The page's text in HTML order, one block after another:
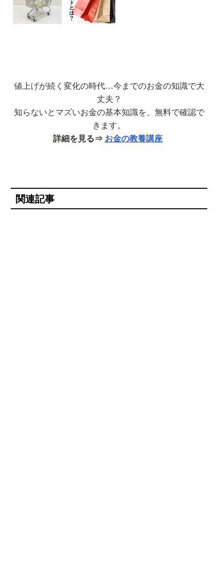
値上げが続く変化の時代…今までのお金の知識で大
丈夫？
知らないとマズいお金の基本知識を、無料で確認で
きます。
詳細を見る⇒ お金の教養講座
関連記事